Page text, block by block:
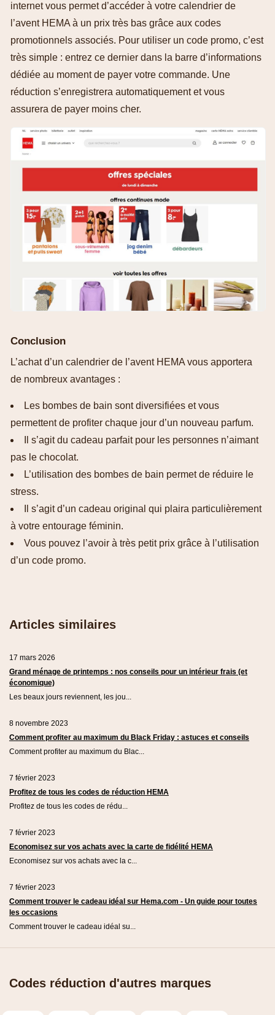
internet vous permet d’accéder à votre calendrier de
l’avent HEMA à un prix très bas grâce aux codes
promotionnels associés. Pour utiliser un code promo, c’est
très simple : entrez ce dernier dans la barre d’informations
dédiée au moment de payer votre commande. Une
réduction s’enregistrera automatiquement et vous
assurera de payer moins cher.
Conclusion
L’achat d’un calendrier de l’avent HEMA vous apportera
de nombreux avantages :
Les bombes de bain sont diversifiées et vous
permettent de profiter chaque jour d’un nouveau parfum.
Il s’agit du cadeau parfait pour les personnes n’aimant
pas le chocolat.
L’utilisation des bombes de bain permet de réduire le
stress.
Il s’agit d’un cadeau original qui plaira particulièrement
à votre entourage féminin.
Vous pouvez l’avoir à très petit prix grâce à l’utilisation
d’un code promo.
Articles similaires
17 mars 2026
Grand ménage de printemps : nos conseils pour un intérieur frais (et
économique)
Les beaux jours reviennent, les jou...
8 novembre 2023
Comment profiter au maximum du Black Friday : astuces et conseils
Comment profiter au maximum du Blac...
7 février 2023
Profitez de tous les codes de réduction HEMA
Profitez de tous les codes de rédu...
7 février 2023
Economisez sur vos achats avec la carte de fidélité HEMA
Economisez sur vos achats avec la c...
7 février 2023
Comment trouver le cadeau idéal sur Hema.com - Un guide pour toutes
les occasions
Comment trouver le cadeau idéal su...
Codes réduction d'autres marques